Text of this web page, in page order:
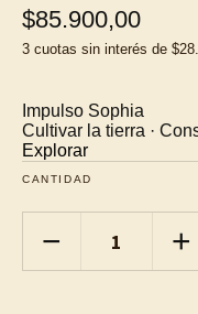
$85.900,00
3 cuotas sin interés de
Impulso Sophia
Cultivar la tierra ·
Explorar
CANTIDAD
− +